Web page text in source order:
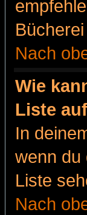
Nach
Wie
Liste
In
wenn du
Liste
Nach